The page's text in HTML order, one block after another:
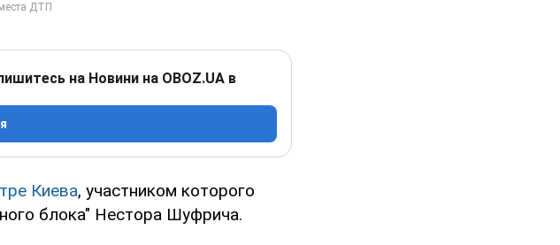
на Новини на OBOZ.UA в
Киева, участником которого
блока" Нестора Шуфрича.